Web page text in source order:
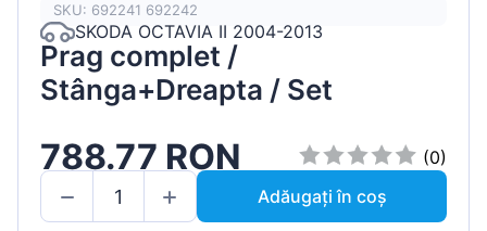
SKU: 692241 692242
SKODA OCTAVIA II 2004-2013
Prag complet /
Stânga+Dreapta / Set
788.77 RON
(0)
Adăugați în coș